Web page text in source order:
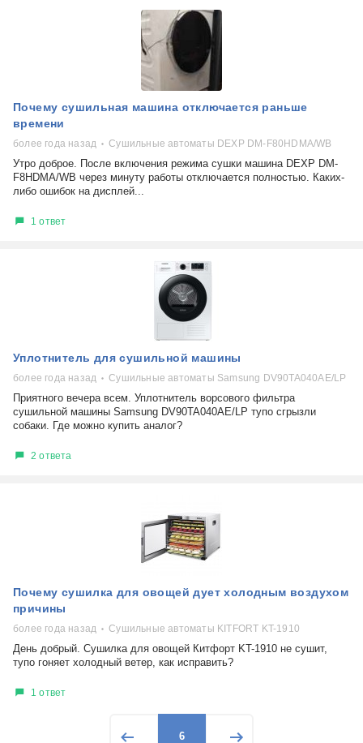
Почему сушильная машина отключается раньше
времени
более года назад Сушильные автоматы DEXP DM-F80HDMA/WB
Утро доброе. После включения режима сушки машина DEXP DM-
F8HDMA/WB через минуту работы отключается полностью. Каких-
либо ошибок на дисплей...
1 ответ
Уплотнитель для сушильной машины
более года назад Сушильные автоматы Samsung DV90TA040AE/LP
Приятного вечера всем. Уплотнитель ворсового фильтра
сушильной машины Samsung DV90TA040AE/LP тупо сгрызли
собаки. Где можно купить аналог?
2 ответа
Почему сушилка для овощей дует холодным воздухом
причины
более года назад Сушильные автоматы KITFORT KT-1910
День добрый. Сушилка для овощей Китфорт KT-1910 не сушит,
тупо гоняет холодный ветер, как исправить?
1 ответ
6